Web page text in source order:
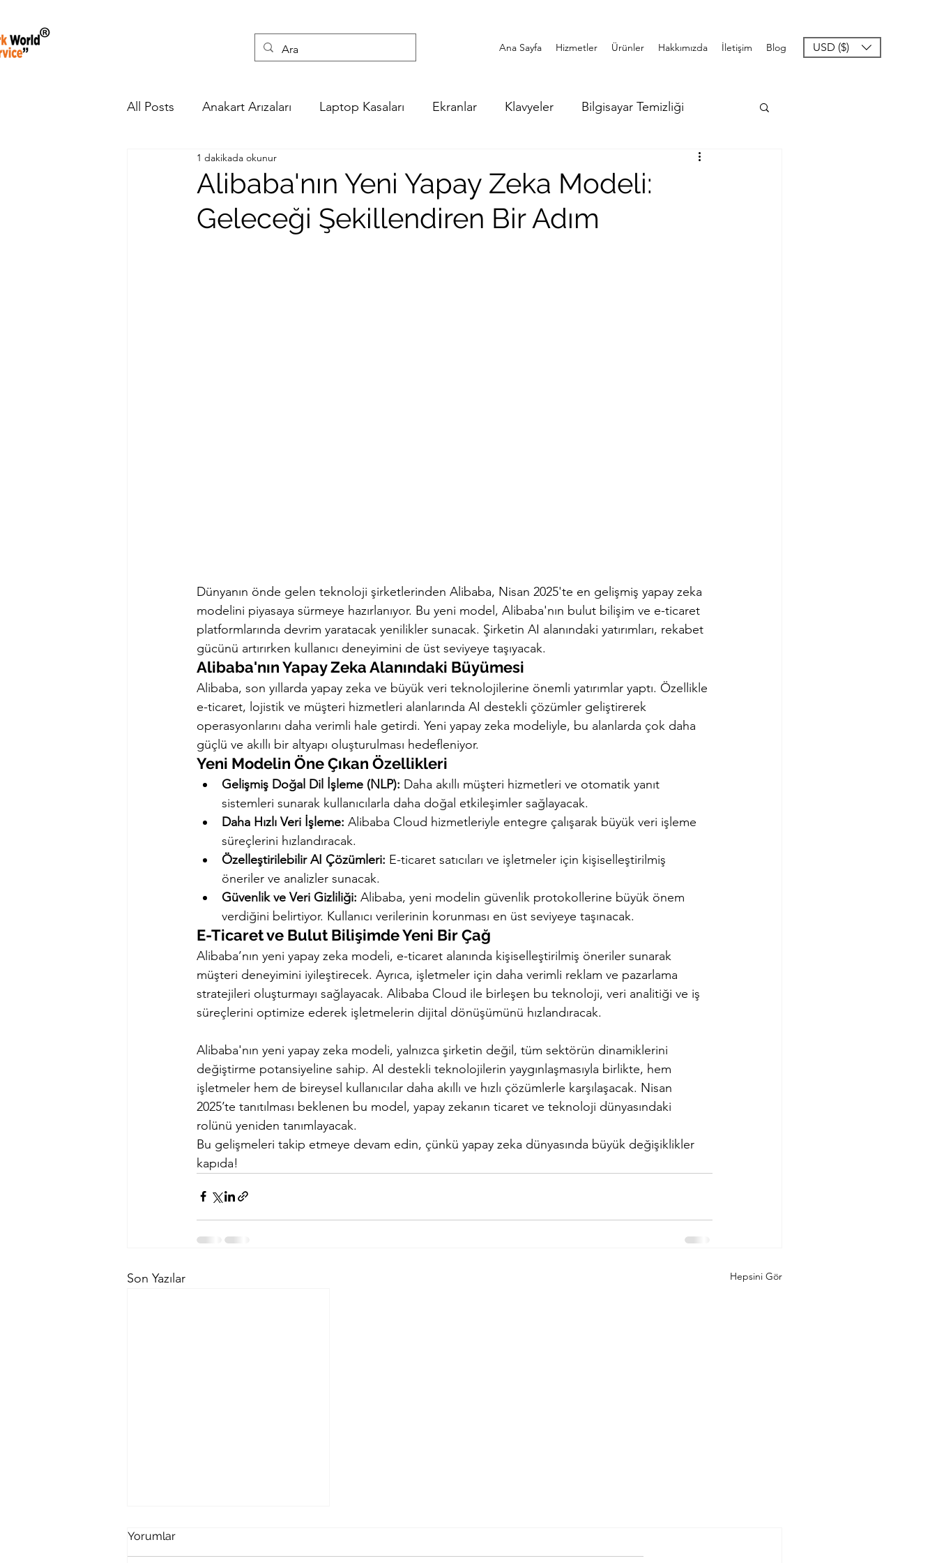
Ana Sayfa Hizmetler Ürünler Hakkımızda İletişim Blog USD ($)
All Posts Anakart Arızaları Laptop Kasaları Ekranlar Klavyeler Bilgisayar Temizliği
Laptop Tamiri Yapay Zeka Haberleri
Alibaba'nın Yeni Yapay Zeka Modeli:
Geleceği Şekillendiren Bir Adım
1 dakikada okunur
Dünyanın önde gelen teknoloji şirketlerinden Alibaba, Nisan 2025'te en gelişmiş yapay zeka
modelini piyasaya sürmeye hazırlanıyor. Bu yeni model, Alibaba'nın bulut bilişim ve e-ticaret
platformlarında devrim yaratacak yenilikler sunacak. Şirketin AI alanındaki yatırımları, rekabet
gücünü artırırken kullanıcı deneyimini de üst seviyeye taşıyacak.
Alibaba'nın Yapay Zeka Alanındaki Büyümesi
Alibaba, son yıllarda yapay zeka ve büyük veri teknolojilerine önemli yatırımlar yaptı. Özellikle
e-ticaret, lojistik ve müşteri hizmetleri alanlarında AI destekli çözümler geliştirerek
operasyonlarını daha verimli hale getirdi. Yeni yapay zeka modeliyle, bu alanlarda çok daha
güçlü ve akıllı bir altyapı oluşturulması hedefleniyor.
Yeni Modelin Öne Çıkan Özellikleri
Gelişmiş Doğal Dil İşleme (NLP): Daha akıllı müşteri hizmetleri ve otomatik yanıt
sistemleri sunarak kullanıcılarla daha doğal etkileşimler sağlayacak.
Daha Hızlı Veri İşleme: Alibaba Cloud hizmetleriyle entegre çalışarak büyük veri işleme
süreçlerini hızlandıracak.
Özelleştirilebilir AI Çözümleri: E-ticaret satıcıları ve işletmeler için kişiselleştirilmiş
öneriler ve analizler sunacak.
Güvenlik ve Veri Gizliliği: Alibaba, yeni modelin güvenlik protokollerine büyük önem
verdiğini belirtiyor. Kullanıcı verilerinin korunması en üst seviyeye taşınacak.
E-Ticaret ve Bulut Bilişimde Yeni Bir Çağ
Alibaba’nın yeni yapay zeka modeli, e-ticaret alanında kişiselleştirilmiş öneriler sunarak
müşteri deneyimini iyileştirecek. Ayrıca, işletmeler için daha verimli reklam ve pazarlama
stratejileri oluşturmayı sağlayacak. Alibaba Cloud ile birleşen bu teknoloji, veri analitiği ve iş
süreçlerini optimize ederek işletmelerin dijital dönüşümünü hızlandıracak.
Alibaba'nın yeni yapay zeka modeli, yalnızca şirketin değil, tüm sektörün dinamiklerini
değiştirme potansiyeline sahip. AI destekli teknolojilerin yaygınlaşmasıyla birlikte, hem
işletmeler hem de bireysel kullanıcılar daha akıllı ve hızlı çözümlerle karşılaşacak. Nisan
2025’te tanıtılması beklenen bu model, yapay zekanın ticaret ve teknoloji dünyasındaki
rolünü yeniden tanımlayacak.
Bu gelişmeleri takip etmeye devam edin, çünkü yapay zeka dünyasında büyük değişiklikler
kapıda!
Son Yazılar Hepsini Gör
Yorumlar